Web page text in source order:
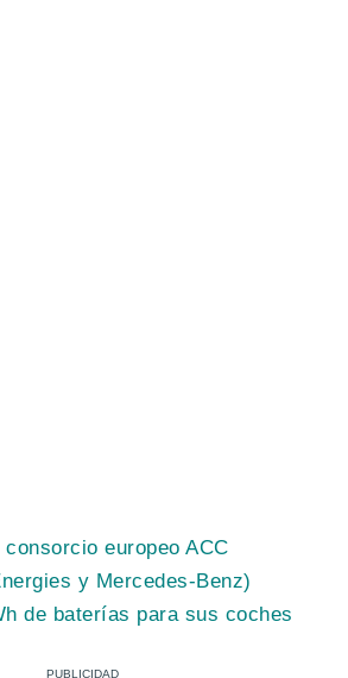
consorcio europeo ACC
y Mercedes-Benz)
de baterías para sus coches